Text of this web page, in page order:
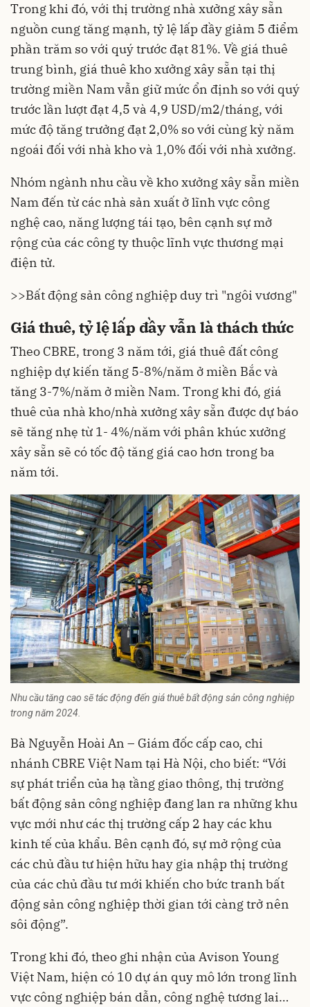
Trong khi đó, với thị trường nhà xưởng xây sẵn
nguồn cung tăng mạnh, tỷ lệ lấp đầy giảm 5 điểm
phần trăm so với quý trước đạt 81%. Về giá thuê
trung bình, giá thuê kho xưởng xây sẵn tại thị
trường miền Nam vẫn giữ mức ổn định so với quý
trước lần lượt đạt 4,5 và 4,9 USD/m2/tháng, với
mức độ tăng trưởng đạt 2,0% so với cùng kỳ năm
ngoái đối với nhà kho và 1,0% đối với nhà xưởng.
Nhóm ngành nhu cầu về kho xưởng xây sẵn miền
Nam đến từ các nhà sản xuất ở lĩnh vực công
nghệ cao, năng lượng tái tạo, bên cạnh sự mở
rộng của các công ty thuộc lĩnh vực thương mại
điện tử.
>>Bất động sản công nghiệp duy trì "ngôi vương"
Giá thuê, tỷ lệ lấp đầy vẫn là thách thức
Theo CBRE, trong 3 năm tới, giá thuê đất công
nghiệp dự kiến tăng 5-8%/năm ở miền Bắc và
tăng 3-7%/năm ở miền Nam. Trong khi đó, giá
thuê của nhà kho/nhà xưởng xây sẵn được dự báo
sẽ tăng nhẹ từ 1- 4%/năm với phân khúc xưởng
xây sẵn sẽ có tốc độ tăng giá cao hơn trong ba
năm tới.
Nhu cầu tăng cao sẽ tác động đến giá thuê bất động sản công nghiệp
trong năm 2024.
Bà Nguyễn Hoài An – Giám đốc cấp cao, chi
nhánh CBRE Việt Nam tại Hà Nội, cho biết: “Với
sự phát triển của hạ tầng giao thông, thị trường
bất động sản công nghiệp đang lan ra những khu
vực mới như các thị trường cấp 2 hay các khu
kinh tế của khẩu. Bên cạnh đó, sự mở rộng của
các chủ đầu tư hiện hữu hay gia nhập thị trường
của các chủ đầu tư mới khiến cho bức tranh bất
động sản công nghiệp thời gian tới càng trở nên
sôi động”.
Trong khi đó, theo ghi nhận của Avison Young
Việt Nam, hiện có 10 dự án quy mô lớn trong lĩnh
vực công nghiệp bán dẫn, công nghệ tương lai…